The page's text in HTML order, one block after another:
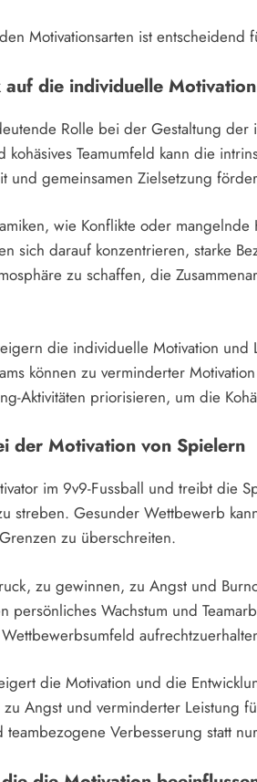
Motivationsarten ist
auf die individuelle Motivation
Rolle bei der Gestaltung
kohäsives Teamumfeld kann die
und gemeinsamen Zielsetzung
wie Konflikte oder
sich darauf konzentrieren, starke
zu schaffen, die
die individuelle Motivation und
können zu verminderter
Aktivitäten priorisieren, um die
der Motivation von Spielern
im 9v9-Fussball und treibt die
streben. Gesunder Wettbewerb
zu überschreiten.
zu gewinnen, zu Angst und
persönliches Wachstum und
die Motivation und die
Angst und verminderter Leistung
teambezogene Verbesserung statt